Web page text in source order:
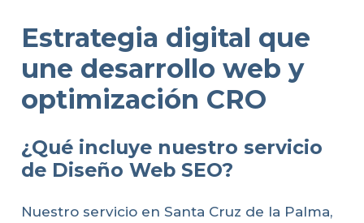
Estrategia digital que
une desarrollo web y
optimización CRO
¿Qué incluye nuestro servicio
de Diseño Web SEO?
Nuestro servicio en Santa Cruz de la Palma,